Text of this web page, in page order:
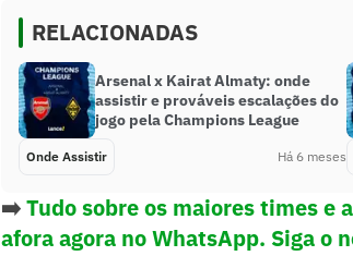
RELACIONADAS
Arsenal x Kairat Almaty: onde
assistir e prováveis escalações do
jogo pela Champions League
Onde Assistir Há 6 meses
➡️Tudo sobre os maiores times e
afora agora no WhatsApp. Siga o